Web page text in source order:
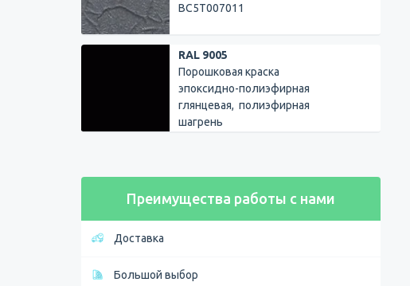
ВС5T007011
RAL 9005
Порошковая краска
эпоксидно-полиэфирная
глянцевая, полиэфирная
шагрень
Преимущества работы с нами
Доставка
Большой выбор